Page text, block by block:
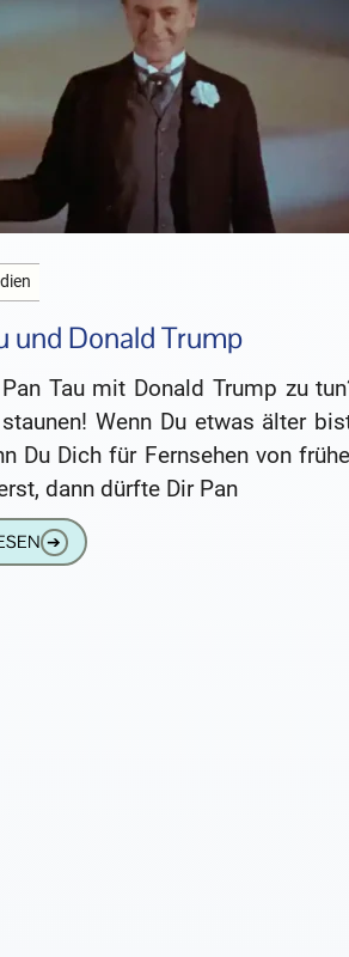
und Donald Trump
Tau mit Donald Trump zu
Wenn Du etwas älter
Du Dich für Fernsehen von
dann dürfte Dir Pan
➔